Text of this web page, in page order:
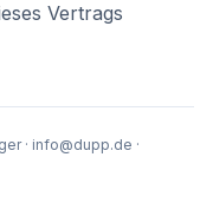
Vertrags
· info@dupp.de ·